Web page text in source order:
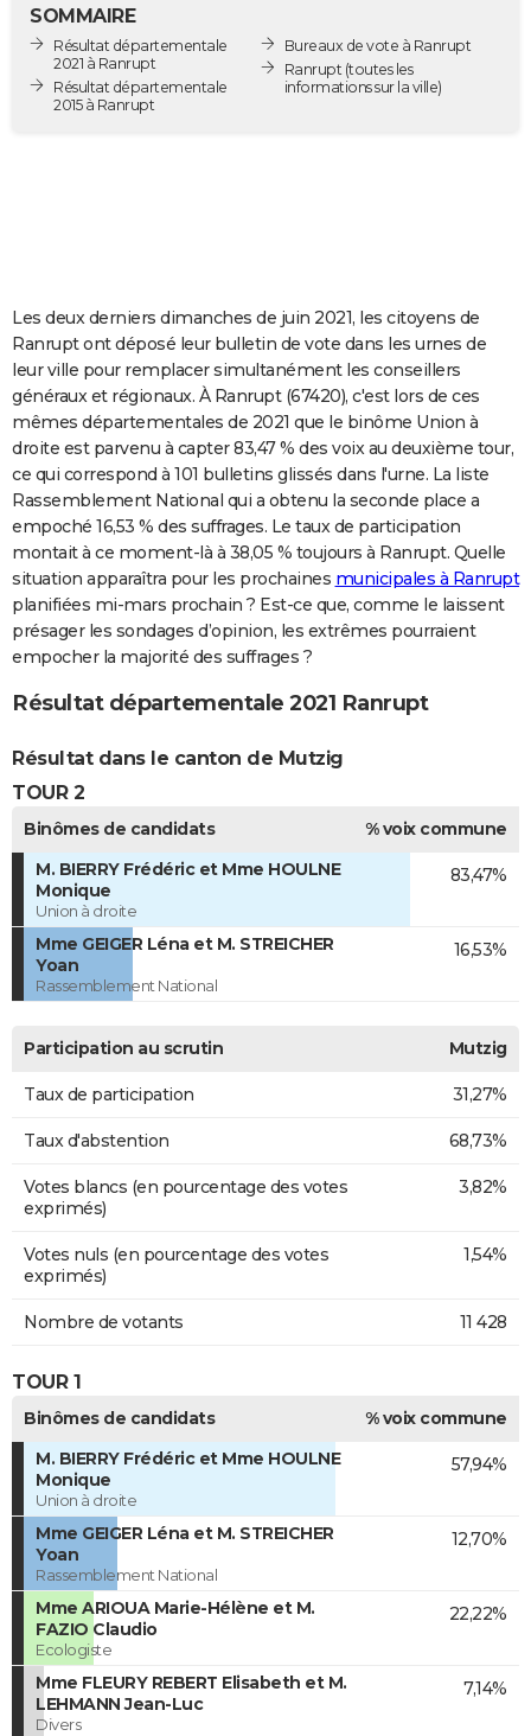
Destinations
City break
Voyage nature
Voyage de noces
Forum
Climat
GUIDES D'ACHAT
COPAINS D'AVANT
S'inscrire
Se connecter
Lycées
Collèges
Primaires
Universités
Entreprises
Service militaire
Avis de recherche
AVIS DE DÉCÈS
FORUM
Bricolage
Lifestyle
Culture
Sport
Auto
Television
Voyage
Cinema
SOMMAIRE
Résultat départementale
2021 à Ranrupt
Résultat départementale
2015 à Ranrupt
Bureaux de vote à Ranrupt
Ranrupt (toutes les
informations sur la ville)
Les deux derniers dimanches de juin 2021, les citoyens de
Ranrupt ont déposé leur bulletin de vote dans les urnes de
leur ville pour remplacer simultanément les conseillers
généraux et régionaux. À Ranrupt (67420), c'est lors de ces
mêmes départementales de 2021 que le binôme Union à
droite est parvenu à capter 83,47 % des voix au deuxième tour,
ce qui correspond à 101 bulletins glissés dans l'urne. La liste
Rassemblement National qui a obtenu la seconde place a
empoché 16,53 % des suffrages. Le taux de participation
montait à ce moment-là à 38,05 % toujours à Ranrupt. Quelle
situation apparaîtra pour les prochaines municipales à Ranrupt
planifiées mi-mars prochain ? Est-ce que, comme le laissent
présager les sondages d’opinion, les extrêmes pourraient
empocher la majorité des suffrages ?
Résultat départementale 2021 Ranrupt
Résultat dans le canton de Mutzig
TOUR 2
Binômes de candidats
% voix commune
M. BIERRY Frédéric et Mme HOULNE
Monique
Union à droite
83,47%
Mme GEIGER Léna et M. STREICHER
Yoan
Rassemblement National
16,53%
Participation au scrutin Mutzig
Taux de participation 31,27%
Taux d'abstention 68,73%
Votes blancs (en pourcentage des votes
exprimés)
3,82%
Votes nuls (en pourcentage des votes
exprimés)
1,54%
Nombre de votants 11 428
TOUR 1
Binômes de candidats
% voix commune
M. BIERRY Frédéric et Mme HOULNE
Monique
Union à droite
57,94%
Mme GEIGER Léna et M. STREICHER
Yoan
Rassemblement National
12,70%
Mme ARIOUA Marie-Hélène et M.
FAZIO Claudio
Ecologiste
22,22%
Mme FLEURY REBERT Elisabeth et M.
LEHMANN Jean-Luc
Divers
7,14%